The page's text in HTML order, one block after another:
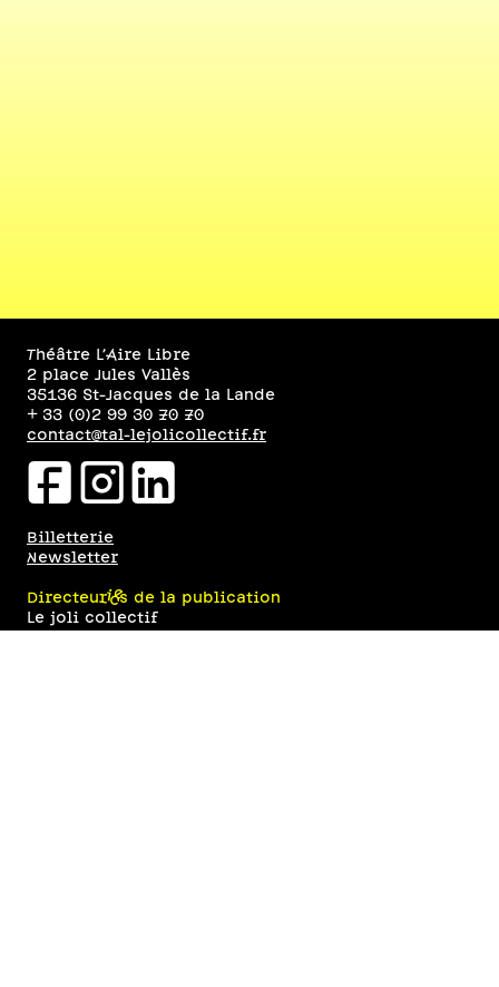
Théâtre L’Aire Libre
2 place Jules Vallès
35136 St-Jacques de la Lande
+ 33 (0)2 99 30 70 70
contact@tal-lejolicollectif.fr
facebookiconinstagramiconlinkedinicon
Billetterie
Newsletter
Directeur·ices de la publication
Le joli collectif